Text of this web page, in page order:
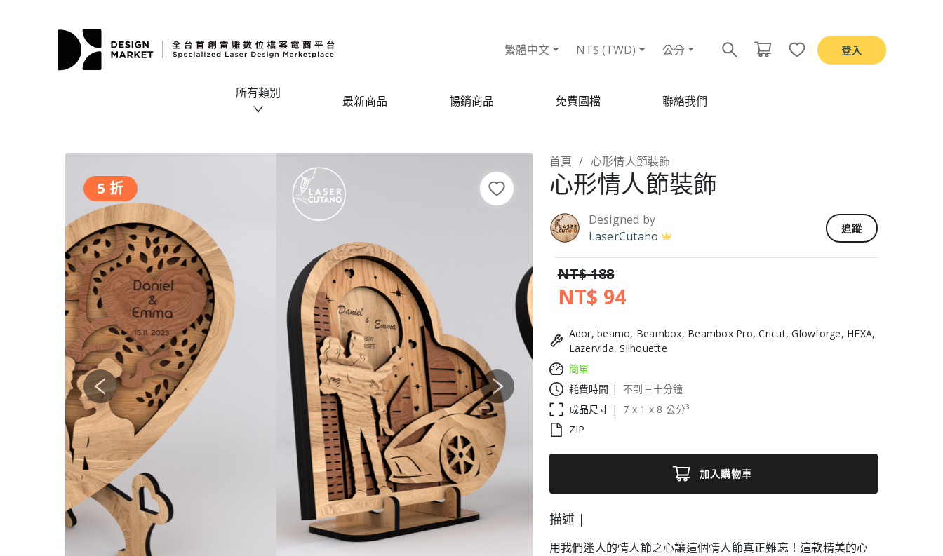
繁體中文 NT$ (TWD) 公分 登入
所有類別
最新商品 暢銷商品 免費圖檔 聯絡我們
5 折
Previous Next
首頁 心形情人節裝飾
心形情人節裝飾
Designed by
LaserCutano
追蹤
NT$ 188
NT$ 94
Ador, beamo, Beambox, Beambox Pro, Cricut, Glowforge, HEXA,
Lazervida, Silhouette
簡單
耗費時間 |
不到三十分鐘
成品尺寸 |
7 x 1 x 8 公分3
ZIP
加入購物車
描述 |
用我們迷人的情人節之心讓這個情人節真正難忘！這款精美的心